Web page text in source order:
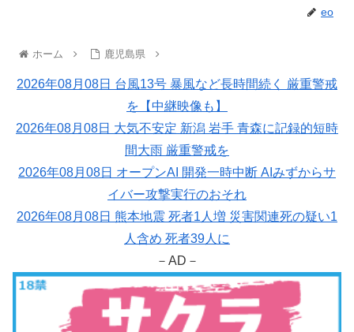
eo
ホーム 鹿児島県
2026年08月08日 台風13号 暴風など長時間続く 厳重警戒
を【中継映像も】
2026年08月08日 大気不安定 新潟 岩手 青森に記録的短時
間大雨 厳重警戒を
2026年08月08日 オープンAI 開発一時中断 AIみずからサ
イバー攻撃実行のおそれ
2026年08月08日 熊本地震 死者1人増 災害関連死の疑い1
人含め 死者39人に
－AD－